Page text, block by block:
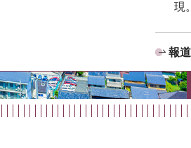
現
報